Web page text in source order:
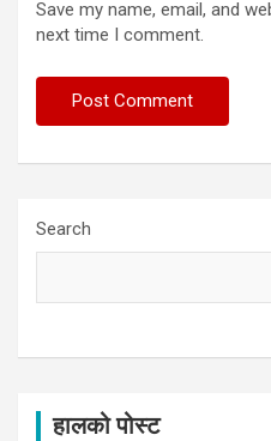
Save my name, email, and
next time I comment.
Search
हालको पोस्ट